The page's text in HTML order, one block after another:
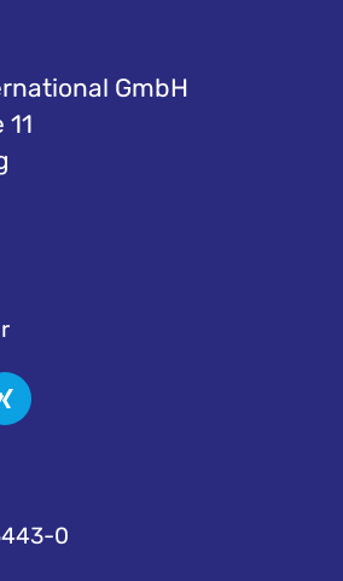
GmbH
0